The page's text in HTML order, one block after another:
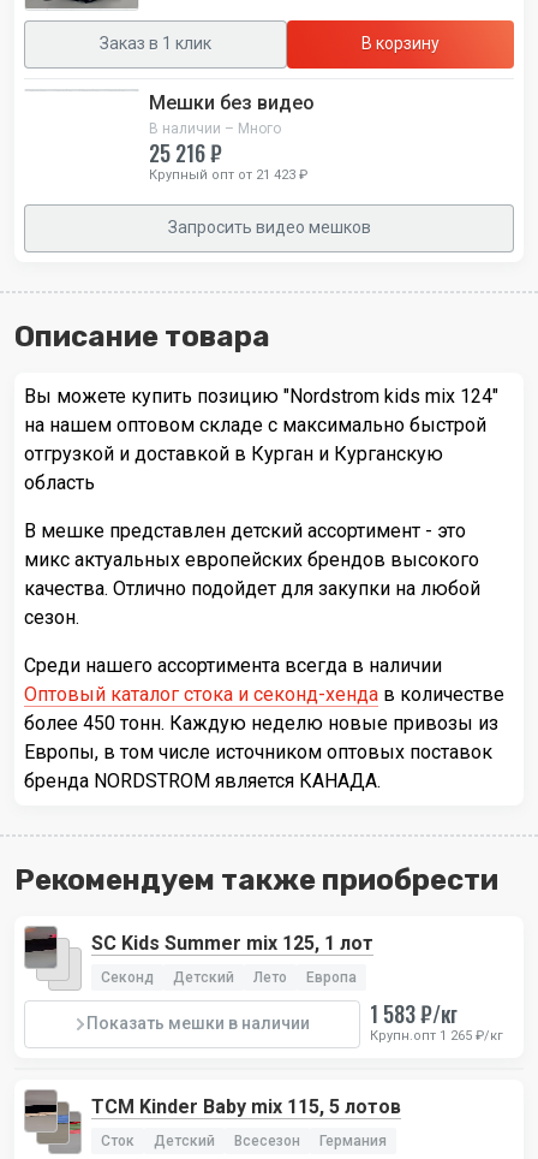
Заказ в 1 клик В корзину
Мешки без видео
В наличии – Много
25 216 ₽
Крупный опт от 21 423 ₽
Запросить видео мешков
Описание товара
Вы можете купить позицию "Nordstrom kids mix 124"
на нашем оптовом складе с максимально быстрой
отгрузкой и доставкой в Курган и Курганскую
область
В мешке представлен детский ассортимент - это
микс актуальных европейских брендов высокого
качества. Отлично подойдет для закупки на любой
сезон.
Среди нашего ассортимента всегда в наличии
Оптовый каталог стока и секонд-хенда в количестве
более 450 тонн. Каждую неделю новые привозы из
Европы, в том числе источником оптовых поставок
бренда NORDSTROM является КАНАДА.
Рекомендуем также приобрести
SC Kids Summer mix 125, 1 лот
Секонд Детский Лето Европа
Показать мешки в наличии 1 583 ₽/кг
Крупн.опт 1 265 ₽/кг
TCM Kinder Baby mix 115, 5 лотов
Сток Детский Всесезон Германия